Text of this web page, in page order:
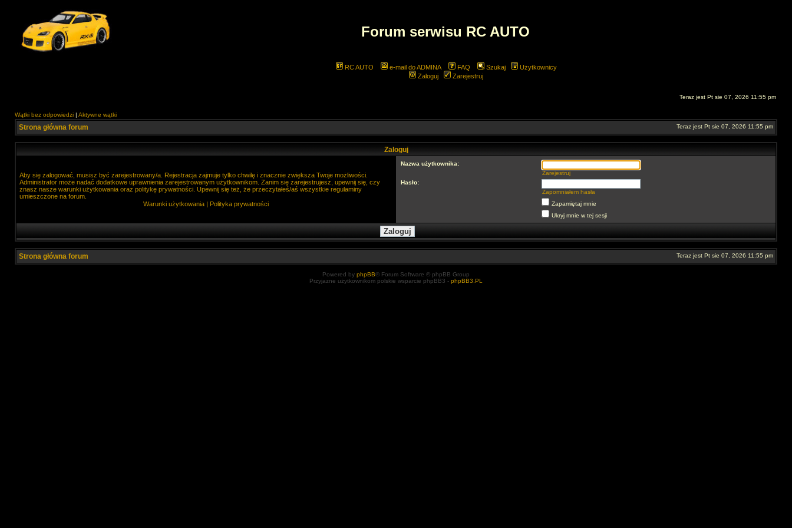
Forum serwisu RC AUTO
RC AUTO e-mail do ADMINA FAQ Szukaj
Użytkownicy
Zaloguj
Zarejestruj
Teraz jest Pt sie 07, 2026 11:55 pm
Wątki bez odpowiedzi | Aktywne wątki
Strona główna forum Teraz jest Pt sie 07, 2026 11:55 pm
Zaloguj
Aby się zalogować, musisz być zarejestrowany/a. Rejestracja zajmuje tylko chwilę i znacznie zwiększa Twoje możliwości.
Administrator może nadać dodatkowe uprawnienia zarejestrowanym użytkownikom. Zanim się zarejestrujesz, upewnij się, czy
znasz nasze warunki użytkowania oraz politykę prywatności. Upewnij się też, że przeczytałeś/aś wszystkie regulaminy
umieszczone na forum.
Warunki użytkowania | Polityka prywatności
Nazwa użytkownika:
Zarejestruj
Hasło:
Zapomniałem hasła
Zapamiętaj mnie
Ukryj mnie w tej sesji
Strona główna forum Teraz jest Pt sie 07, 2026 11:55 pm
Powered by phpBB® Forum Software © phpBB Group
Przyjazne użytkownikom polskie wsparcie phpBB3 - phpBB3.PL